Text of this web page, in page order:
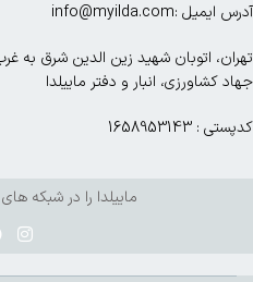
آدرس ایمیل :info@myilda.com
تهران، اتوبان شهید زین الدین شرق به
جهاد کشاورزی، انبار و دفتر ماییلدا
کدپستی : 1658953143
ماییلدا را در شبکه